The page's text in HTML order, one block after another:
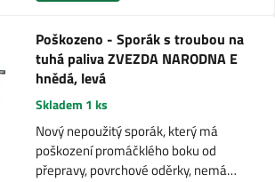
Poškozeno - Sporák s troubou na
tuhá paliva ZVEZDA NARODNA E
hnědá, levá
Skladem 1 ks
Nový nepoužitý sporák, který má
poškození promáčklého boku od
přepravy, povrchové oděrky, nemá…